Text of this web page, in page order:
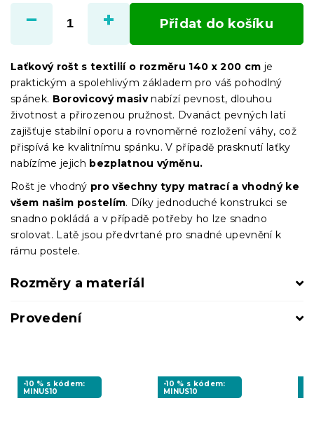
cena:
Přidat do košíku
Laťkový rošt s textilií o rozměru 140 x 200 cm je
praktickým a spolehlivým základem pro váš pohodlný
spánek. Borovicový masivnabízí pevnost, dlouhou
životnost a přirozenou pružnost. Dvanáct pevných latí
zajišťuje stabilní oporu a rovnoměrné rozložení váhy, což
přispívá ke kvalitnímu spánku. V případě prasknutí laťky
nabízíme jejich bezplatnou výměnu.
Rošt je vhodný pro všechny typy matrací a vhodný ke
všem našim postelím. Díky jednoduché konstrukci se
snadno pokládá a v případě potřeby ho lze snadno
srolovat. Latě jsou předvrtané pro snadné upevnění k
rámu postele.
Rozměry a materiál
Provedení
-10 % s kódem:
MINUS10
-10 % s kódem:
MINUS10